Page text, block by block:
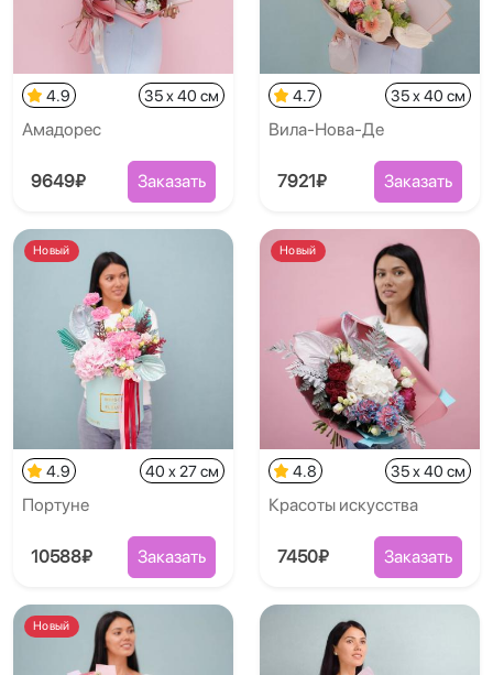
4.9 35 x 40 см
Амадорес
9649₽ Заказать
4.7 35 x 40 см
Вила-Нова-Де
7921₽ Заказать
Новый
4.9 40 x 27 см
Портуне
10588₽ Заказать
Новый
4.8 35 x 40 см
Красоты искусства
7450₽ Заказать
Новый